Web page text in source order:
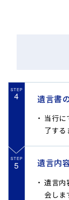
STEP
4 遺言書
当行に
了する
STEP
5 遺言内
遺言内
会しま